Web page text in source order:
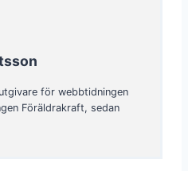
för webbtidningen
Föräldrakraft, sedan